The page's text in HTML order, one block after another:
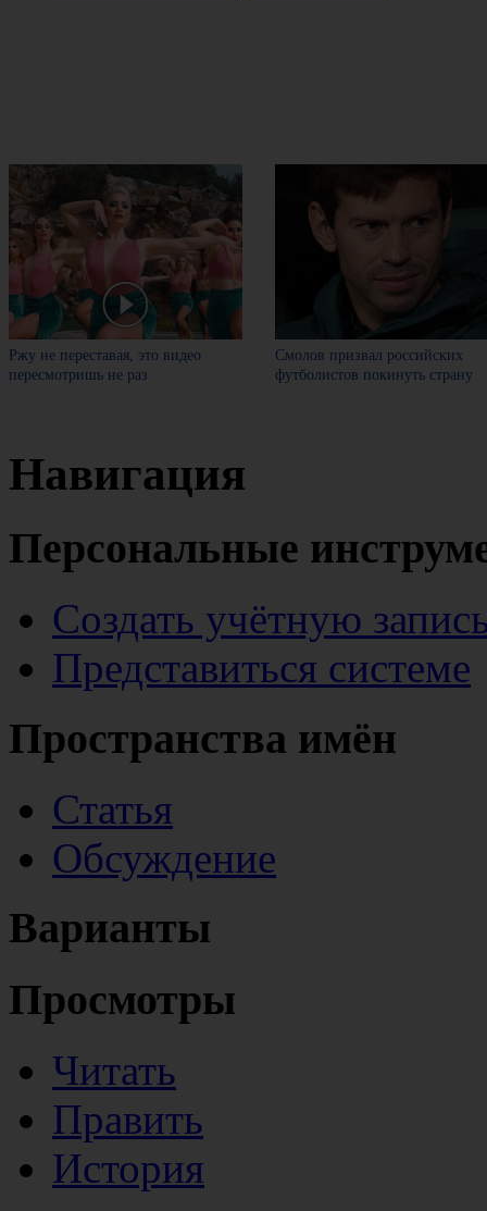
Ржу не переставая, это видео
пересмотришь не раз
Смолов призвал российских
футболистов покинуть страну
Навигация
Персональные
Создать учётную
Представиться системе
Пространства имён
Статья
Обсуждение
Варианты
Просмотры
Читать
Править
История